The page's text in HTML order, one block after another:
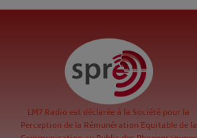
LM7 Radio est déclarée à la Société pour la
Perception de la Rémunération Equitable de la